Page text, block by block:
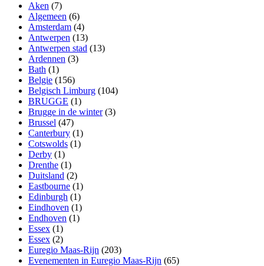
Aken (7)
Algemeen (6)
Amsterdam (4)
Antwerpen (13)
Antwerpen stad (13)
Ardennen (3)
Bath (1)
Belgie (156)
Belgisch Limburg (104)
BRUGGE (1)
Brugge in de winter(3)
Brussel (47)
Canterbury (1)
Cotswolds (1)
Derby (1)
Drenthe (1)
Duitsland (2)
Eastbourne (1)
Edinburgh (1)
Eindhoven (1)
Endhoven (1)
Essex (1)
Essex (2)
Euregio Maas-Rijn (203)
Evenementen in Euregio Maas-Rijn (65)